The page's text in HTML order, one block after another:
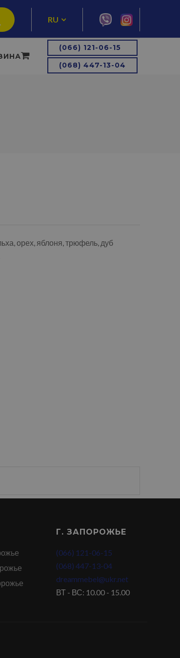
RU
(066) 121-06-15
(068) 447-13-04
орех, яблоня, трюфель, дуб
Г. ЗАПОРОЖЬЕ
(066) 121-06-15
(068) 447-13-04
dreammebel@ukr.net
ВТ - ВС: 10.00 - 15.00